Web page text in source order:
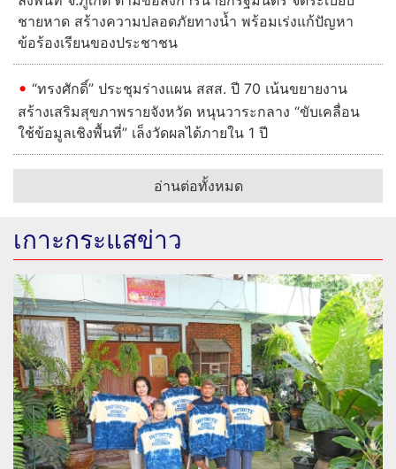
ชายหาด สร้างความปลอดภัยทางน้ำ พร้อมเร่งแก้ปัญหา
ข้อร้องเรียนของประชาชน
“ทรงศักดิ์” ประชุมร่างแผน สสส. ปี 70 เน้นขยายงาน
สร้างเสริมสุขภาพรายจังหวัด หนุนวาระกลาง “ขับเคลื่อน
ใช้ข้อมูลเชิงพื้นที่” เล็งวัดผลได้ภายใน 1 ปี
อ่านต่อทั้งหมด
เกาะกระแสข่าว